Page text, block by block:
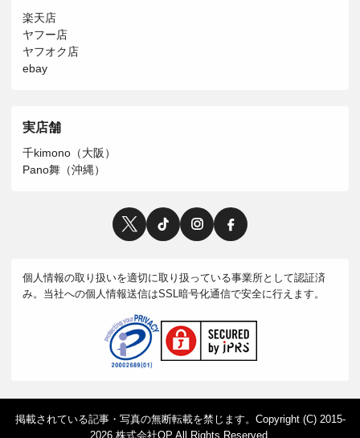
楽天店
ヤフー店
ヤフオク店
ebay
実店舗
千kimono（大阪）
Pano舞（沖縄）
個人情報の取り扱いを適切に取り扱っている事業所として認証済
み。当社への個人情報送信はSSL暗号化通信で安全に行えます。
掲載されている記事・写真の無断転載を禁じます。Copyright (C) 2015-
2026 株式会社QP All Rights Reserved.